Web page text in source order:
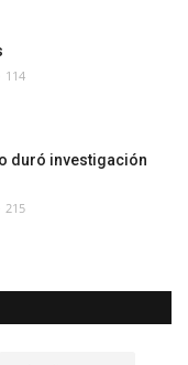
114
duró investigación
215